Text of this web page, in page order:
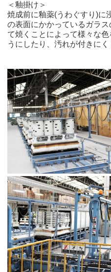
＜釉掛け＞
焼成前に釉薬(うわぐすり)に
の表面にかかっているガラ
て焼くことによって様々な
うにしたり、汚れが付きにく